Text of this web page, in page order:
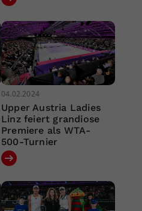
04.02.2024
Upper Austria Ladies
Linz feiert grandiose
Premiere als WTA-
500-Turnier